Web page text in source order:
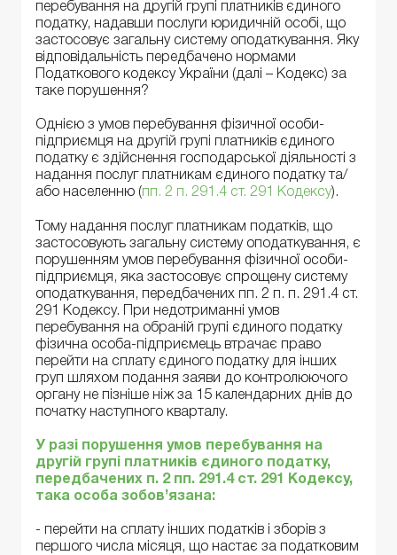
перебування на другій групі платників єдиного
податку, надавши послуги юридичній особі, що
застосовує загальну систему оподаткування. Яку
відповідальність передбачено нормами
Податкового кодексу України (далі – Кодекс) за
таке порушення?
Однією з умов перебування фізичної особи-
підприємця на другій групі платників єдиного
податку є здійснення господарської діяльності з
надання послуг платникам єдиного податку та/
або населенню ( пп. 2 п. 291.4 ст. 291 Кодексу).
Тому надання послуг платникам податків, що
застосовують загальну систему оподаткування, є
порушенням умов перебування фізичної особи-
підприємця, яка застосовує спрощену систему
оподаткування, передбачених пп. 2 п. п. 291.4 ст.
291 Кодексу. При недотриманні умов
перебування на обраній групі єдиного податку
фізична особа-підприємець втрачає право
перейти на сплату єдиного податку для інших
груп шляхом подання заяви до контролюючого
органу не пізніше ніж за 15 календарних днів до
початку наступного кварталу.
У разі порушення умов перебування на
другій групі платників єдиного податку,
передбачених п. 2 пп. 291.4 ст. 291 Кодексу,
така особа зобов’язана:
- перейти на сплату інших податків і зборів з
першого числа місяця, що настає за податковим